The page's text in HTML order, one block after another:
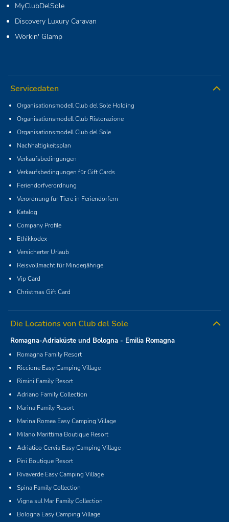
MyClubDelSole
Discovery Luxury Caravan
Workin' Glamp
Servicedaten
Organisationsmodell Club del Sole Holding
Organisationsmodell Club Ristorazione
Organisationsmodell Club del Sole
Nachhaltigkeitsplan
Verkaufsbedingungen
Verkaufsbedingungen für Gift Cards
Feriendorfverordnung
Verordnung für Tiere in Feriendörfern
Katalog
Company Profile
Ethikkodex
Versicherter Urlaub
Reisvollmacht für Minderjährige
Vip Card
Christmas Gift Card
Die Locations von Club del Sole
Romagna-Adriaküste und Bologna - Emilia Romagna
Romagna Family Resort
Riccione Easy Camping Village
Rimini Family Resort
Adriano Family Collection
Marina Family Resort
Marina Romea Easy Camping Village
Milano Marittima Boutique Resort
Adriatico Cervia Easy Camping Village
Pini Boutique Resort
Rivaverde Easy Camping Village
Spina Family Collection
Vigna sul Mar Family Collection
Bologna Easy Camping Village